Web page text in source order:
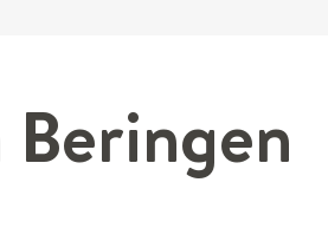
Beringen